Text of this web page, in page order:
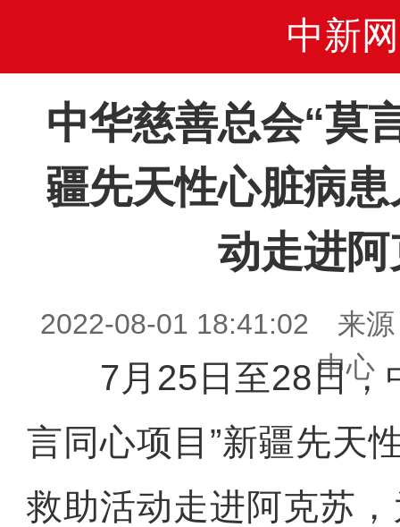
中新网
中华慈善总会“莫
疆先天性心脏病
动走进阿
2022-08-01 18:41:02 来源
中心
7月25日至28日，
言同心项目”新疆先天
救助活动走进阿克苏